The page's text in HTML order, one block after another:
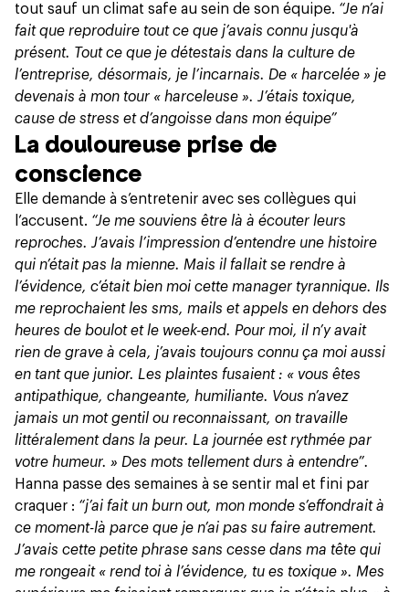
tout sauf un climat safe au sein de son équipe. “Je n’ai
fait que reproduire tout ce que j’avais connu jusqu'à
présent. Tout ce que je détestais dans la culture de
l’entreprise, désormais, je l’incarnais. De « harcelée » je
devenais à mon tour « harceleuse ». J’étais toxique,
cause de stress et d’angoisse dans mon équipe”
La douloureuse prise de
conscience
Elle demande à s’entretenir avec ses collègues qui
l’accusent. “Je me souviens être là à écouter leurs
reproches. J’avais l’impression d’entendre une histoire
qui n’était pas la mienne. Mais il fallait se rendre à
l’évidence, c’était bien moi cette manager tyrannique. Ils
me reprochaient les sms, mails et appels en dehors des
heures de boulot et le week-end. Pour moi, il n’y avait
rien de grave à cela, j’avais toujours connu ça moi aussi
en tant que junior. Les plaintes fusaient : « vous êtes
antipathique, changeante, humiliante. Vous n’avez
jamais un mot gentil ou reconnaissant, on travaille
littéralement dans la peur. La journée est rythmée par
votre humeur. » Des mots tellement durs à entendre”.
Hanna passe des semaines à se sentir mal et fini par
craquer : “j’ai fait un burn out, mon monde s’effondrait à
ce moment-là parce que je n’ai pas su faire autrement.
J’avais cette petite phrase sans cesse dans ma tête qui
me rongeait « rend toi à l’évidence, tu es toxique ». Mes